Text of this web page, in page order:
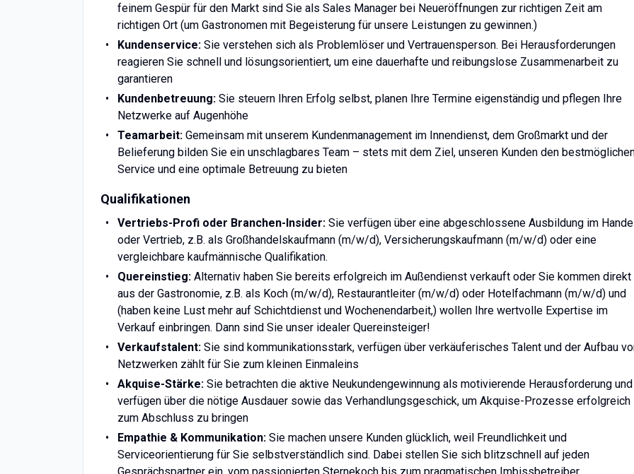
feinem Gespür für den Markt sind Sie als Sales Manager bei Neueröffnungen zur richtigen Zeit am
richtigen Ort (um Gastronomen mit Begeisterung für unsere Leistungen zu gewinnen.)
Kundenservice: Sie verstehen sich als Problemlöser und Vertrauensperson. Bei Herausforderungen
reagieren Sie schnell und lösungsorientiert, um eine dauerhafte und reibungslose Zusammenarbeit zu
garantieren
Kundenbetreuung: Sie steuern Ihren Erfolg selbst, planen Ihre Termine eigenständig und pflegen Ihre
Netzwerke auf Augenhöhe
Teamarbeit: Gemeinsam mit unserem Kundenmanagement im Innendienst, dem Großmarkt und der
Belieferung bilden Sie ein unschlagbares Team – stets mit dem Ziel, unseren Kunden den
Service und eine optimale Betreuung zu bieten
Qualifikationen
Vertriebs-Profi oder Branchen-Insider:Sie verfügen über eine abgeschlossene Ausbildung im
oder Vertrieb, z.B. als Großhandelskaufmann (m/w/d), Versicherungskaufmann (m/w/d) oder eine
vergleichbare kaufmännische Qualifikation.
Quereinstieg:Alternativ haben Sie bereits erfolgreich im Außendienst verkauft oder Sie kommen direkt
aus der Gastronomie, z.B. als Koch (m/w/d), Restaurantleiter (m/w/d) oder Hotelfachmann (m/w/d) und
(haben keine Lust mehr auf Schichtdienst und Wochenendarbeit,) wollen Ihre wertvolle Expertise im
Verkauf einbringen. Dann sind Sie unser idealer Quereinsteiger!
Verkaufstalent:Sie sind kommunikationsstark, verfügen über verkäuferisches Talent und der Aufbau
Netzwerken zählt für Sie zum kleinen Einmaleins
Akquise-Stärke:Sie betrachten die aktive Neukundengewinnung als motivierende Herausforderung und
verfügen über die nötige Ausdauer sowie das Verhandlungsgeschick, um Akquise-Prozesse erfolgreich
zum Abschluss zu bringen
Empathie & Kommunikation:Sie machen unsere Kunden glücklich, weil Freundlichkeit und
Serviceorientierung für Sie selbstverständlich sind. Dabei stellen Sie sich blitzschnell auf jeden